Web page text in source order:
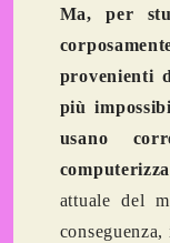
Ma, per
provenienti
più
usano
attuale del